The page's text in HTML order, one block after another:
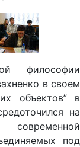
философии
в своем
объектов” в
на
современной
под